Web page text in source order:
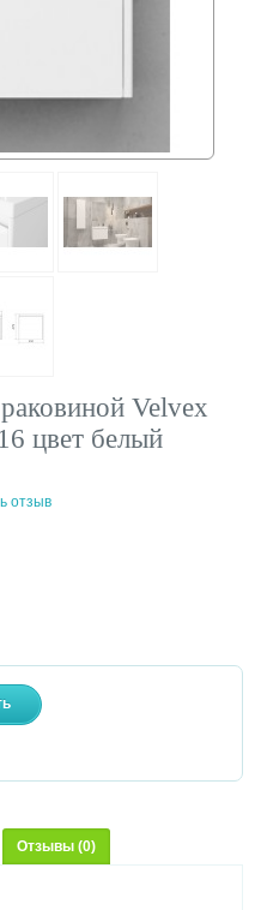
Velvex
цвет белый
отзыв
Отзывы (0)